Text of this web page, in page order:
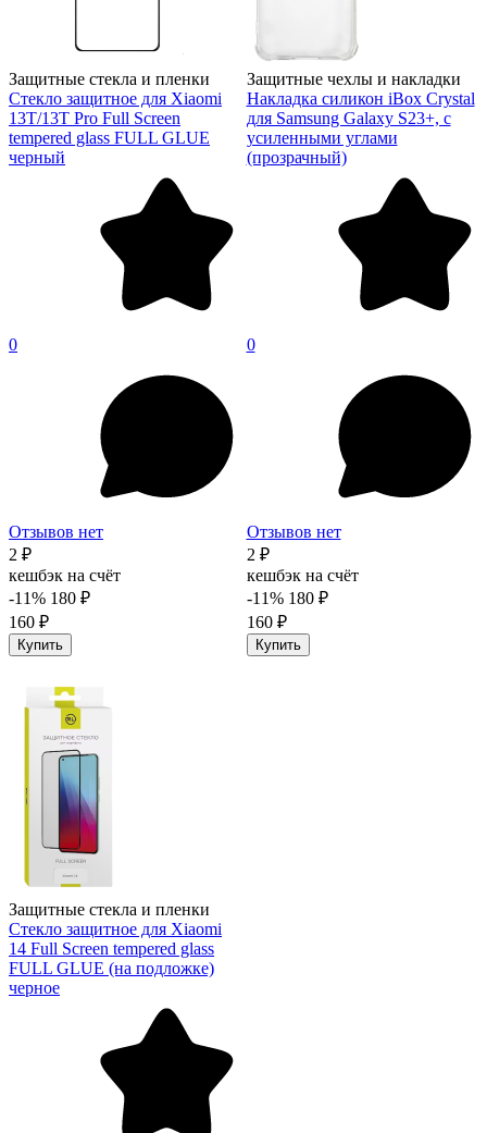
Защитные стекла и пленки
Стекло защитное для Xiaomi
13T/13T Pro Full Screen
tempered glass FULL GLUE
черный
0
Отзывов нет
2 ₽
кешбэк на счёт
-11% 180 ₽
160 ₽
Купить
Защитные чехлы и накладки
Накладка силикон iBox Crystal
для Samsung Galaxy S23+, с
усиленными углами
(прозрачный)
0
Отзывов нет
2 ₽
кешбэк на счёт
-11% 180 ₽
160 ₽
Купить
Защитные стекла и пленки
Стекло защитное для Xiaomi
14 Full Screen tempered glass
FULL GLUE (на подложке)
черное